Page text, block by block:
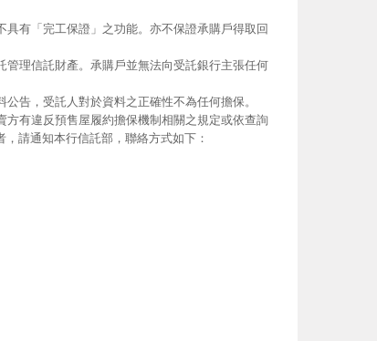
具有「完工保證」之功能。亦不保證承購戶得取回
管理信託財產。承購戶並無法向受託銀行主張任何
告，受託人對於資料之正確性不為任何擔保。
有違反預售屋履約擔保機制相關之規定或依查詢
請通知本行信託部，聯絡方式如下：